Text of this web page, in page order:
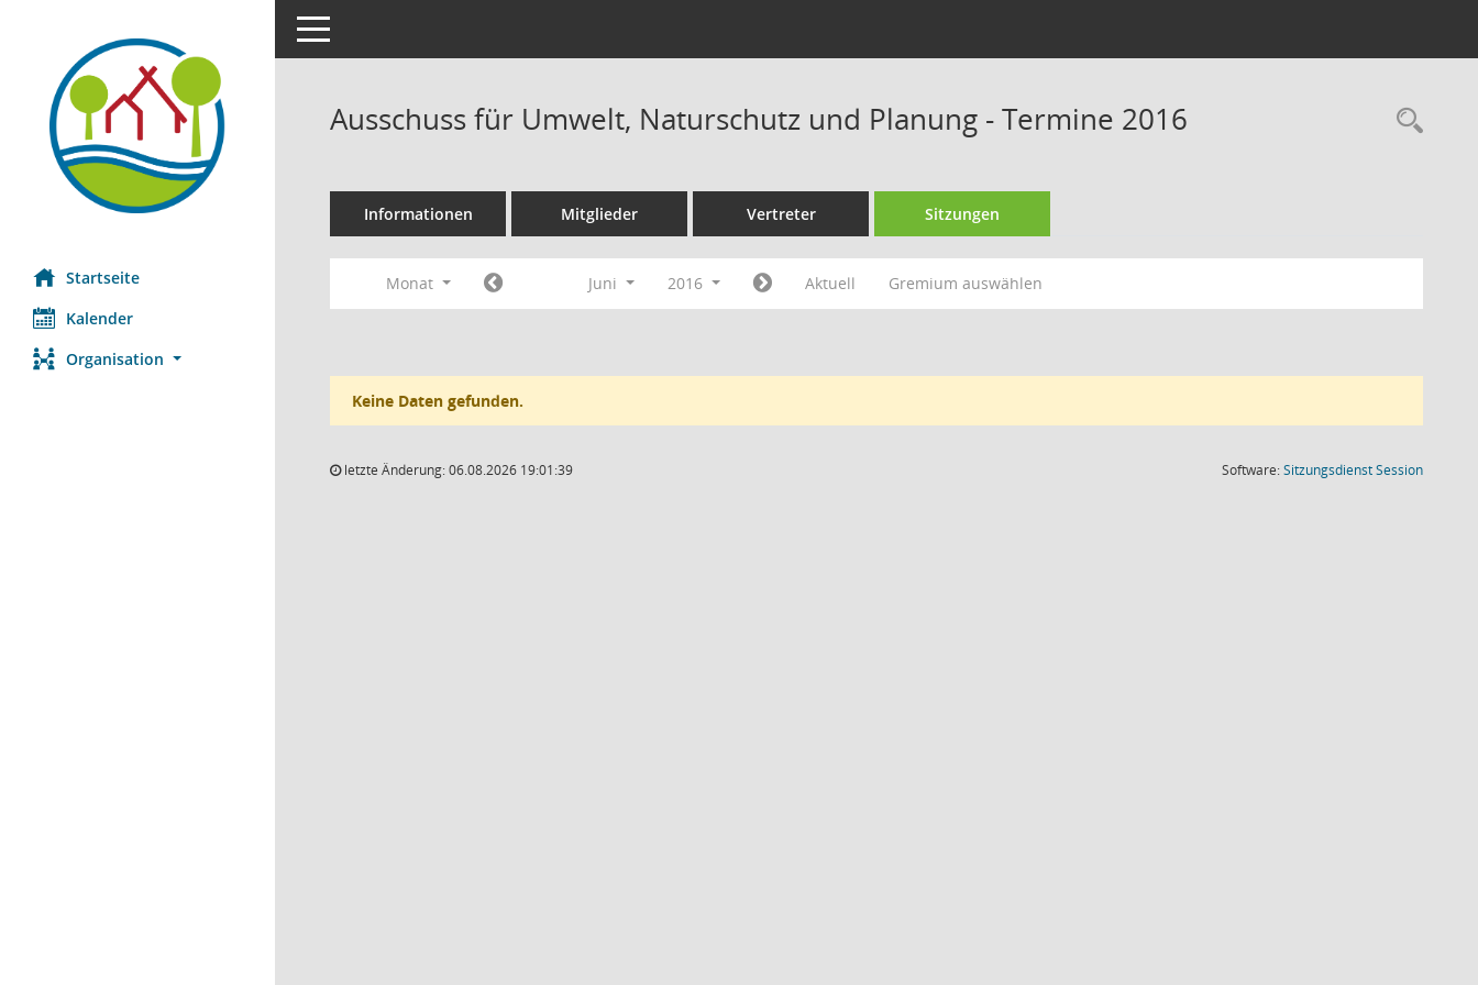
Startseite
Kalender
Organisation
Toggle navigation
Ausschuss für Umwelt, Naturschutz und Planung - Termine 2016
Informationen Mitglieder Vertreter Sitzungen
Monat Juni 2016 Aktuell Gremium auswählen
Keine Daten gefunden.
letzte Änderung: 06.08.2026 19:01:39 Software:SitzungsdienstSession(Wird in